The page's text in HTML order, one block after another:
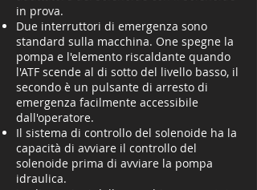
in prova.
Due interruttori di emergenza sono
standard sulla macchina. One spegne la
pompa e l'elemento riscaldante quando
l'ATF scende al di sotto del livello basso, il
secondo è un pulsante di arresto di
emergenza facilmente accessibile
dall'operatore.
Il sistema di controllo del solenoide ha la
capacità di avviare il controllo del
solenoide prima di avviare la pompa
idraulica.